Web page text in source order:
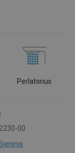
Perlatorius
00